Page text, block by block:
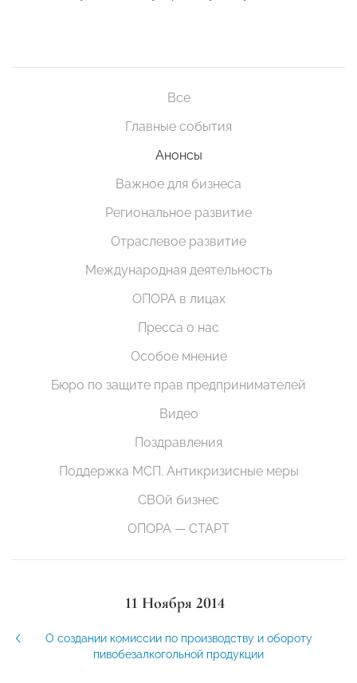
Все
Главные события
Анонсы
Важное для бизнеса
Региональное развитие
Отраслевое развитие
Международная деятельность
ОПОРА в лицах
Пресса о нас
Особое мнение
Бюро по защите прав предпринимателей
Видео
Поздравления
Поддержка МСП. Антикризисные меры
СВОй бизнес
ОПОРА — СТАРТ
11 Ноября 2014
О создании комиссии по производству и обороту
пивобезалкогольной продукции